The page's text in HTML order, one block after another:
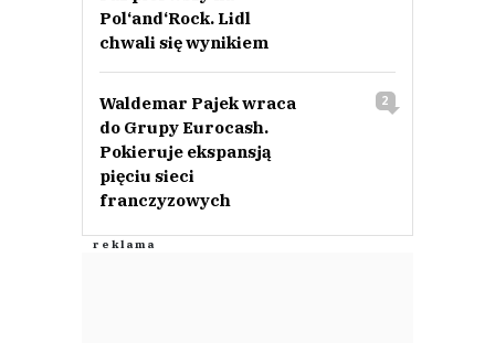
Pol‘and‘Rock. Lidl
chwali się wynikiem
Waldemar Pajek wraca
do Grupy Eurocash.
Pokieruje ekspansją
pięciu sieci
franczyzowych
2